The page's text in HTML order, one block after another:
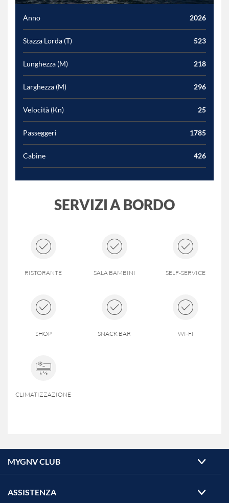
Anno 2026
Stazza Lorda (T) 523
Lunghezza (M) 218
Larghezza (M) 296
Velocità (Kn) 25
Passeggeri 1785
Cabine 426
SERVIZI A BORDO
RISTORANTE SALA BAMBINI SELF-SERVICE
SHOP SNACK BAR WI-FI
CLIMATIZZAZIONE
MYGNV CLUB
ASSISTENZA